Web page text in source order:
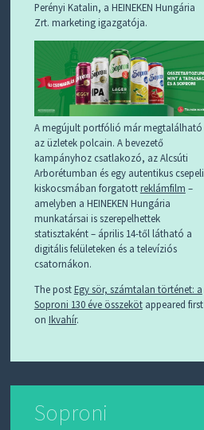
Perényi Katalin, a HEINEKEN Hungária
Zrt. marketing igazgatója.
A megújult portfólió már megtalálható
az üzletek polcain. A bevezető
kampányhoz csatlakozó, az Alcsúti
Arborétumban és egy autentikus csepeli
kiskocsmában forgatottreklámfilm –
amelyben a HEINEKEN Hungária
munkatársai is szerepelhettek
statisztaként – április 14-től látható a
digitális felületeken és a televíziós
csatornákon.
The postEgy sör, számtalan történet: a
Soproni 130 éve összekötappeared first
on Ikvahír.
Soproni